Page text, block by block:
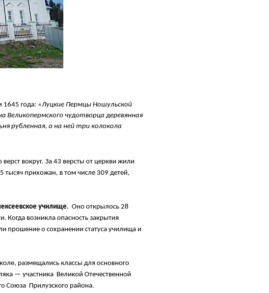
1645 года: «Луцкие Пермцы Ношульской
Великопермского чудотворца деревянная
рубленная, а на ней три колокола
вокруг. За 43 версты от церкви жили
прихожан, в том числе 309 детей,
училище. Оно открылось 28
Когда возникла опасность закрытия
прошение о сохранении статуса училища и
размещались классы для основного
— участника Великой Отечественной
Союза Прилузского района.